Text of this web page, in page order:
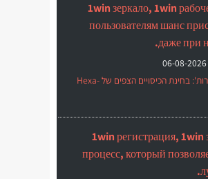
1win зеркало, 1win
пользователям шанс
даже при
06-08-2026
סיכום הניסוי ב'מקורות': בחינת הכיסויים הצפים של Hexa-
1win регистрация, 1win
процесс, который